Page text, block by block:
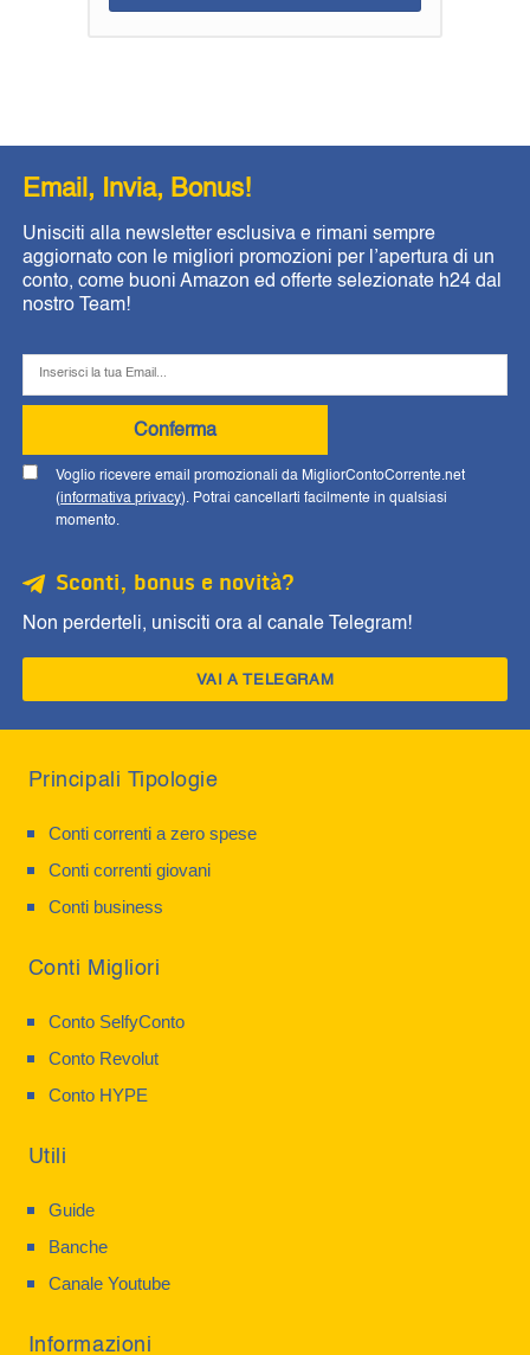
Email, Invia, Bonus!
Unisciti alla newsletter esclusiva e rimani sempre
aggiornato con le migliori promozioni per l’apertura di un
conto, come buoni Amazon ed offerte selezionate h24 dal
nostro Team!
Conferma
Voglio ricevere email promozionali da MigliorContoCorrente.net
(informativa privacy). Potrai cancellarti facilmente in qualsiasi
momento.
Sconti, bonus e novità?
Non perderteli, unisciti ora al canale Telegram!
VAI A TELEGRAM
Principali Tipologie
Conti correnti a zero spese
Conti correnti giovani
Conti business
Conti Migliori
Conto SelfyConto
Conto Revolut
Conto HYPE
Utili
Guide
Banche
Canale Youtube
Informazioni